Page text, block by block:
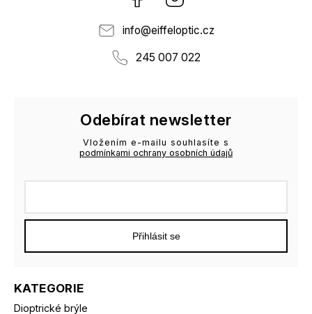
info@eiffeloptic.cz
245 007 022
KATEGORIE
Dioptrické brýle
Odebírat newsletter
Vložením e-mailu souhlasíte s
podmínkami ochrany osobních údajů
Přihlásit se